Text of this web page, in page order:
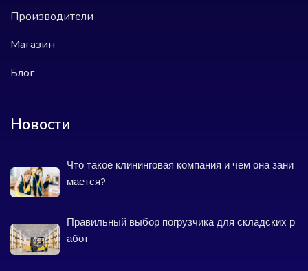
Производители
Магазин
Блог
Новости
Что такое клининговая компания и чем она зани
мается?
Правильный выбор погрузчика для складских р
абот